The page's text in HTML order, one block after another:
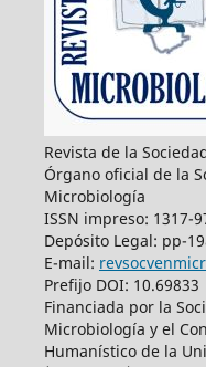
Revista de la
Órgano oficial de la
Microbiología
ISSN impreso: 1317-
Depósito Legal: pp-
E-mail:
Prefijo DOI: 10.69833
Financiada por la
Microbiología y el
Humanístico de la